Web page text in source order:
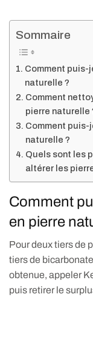
Sommaire
Comment puis-
naturelle ?
Comment
pierre naturelle
Comment puis-
naturelle ?
Quels sont les
altérer les
Comment
en pierre
Pour deux tiers de
tiers de
obtenue, appeler
puis retirer le